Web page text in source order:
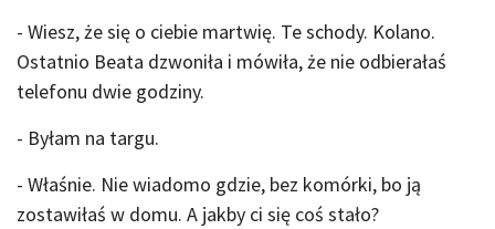
- Wiesz, że się o ciebie martwię. Te schody. Kolano.
Ostatnio Beata dzwoniła i mówiła, że nie odbierałaś
telefonu dwie godziny.
- Byłam na targu.
- Właśnie. Nie wiadomo gdzie, bez komórki, bo ją
zostawiłaś w domu. A jakby ci się coś stało?